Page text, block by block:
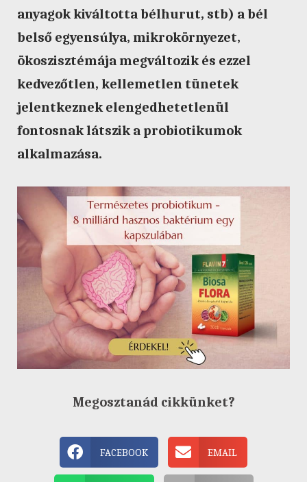
anyagok kiváltotta bélhurut, stb) a bél
belső egyensúlya, mikrokörnyezet,
ökoszisztémája megváltozik és ezzel
kedvezőtlen, kellemetlen tünetek
jelentkeznek elengedhetetlenül
fontosnak látszik a probiotikumok
alkalmazása.
Megosztanád cikkünket?
FACEBOOK EMAIL